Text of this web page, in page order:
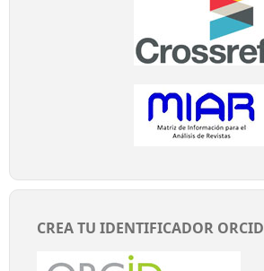
CREA TU IDENTIFICADOR ORCID